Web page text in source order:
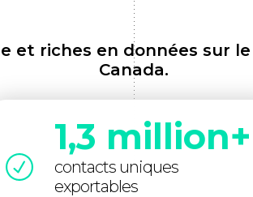
et riches en données sur
Canada.
1,3 million+
contacts uniques
exportables